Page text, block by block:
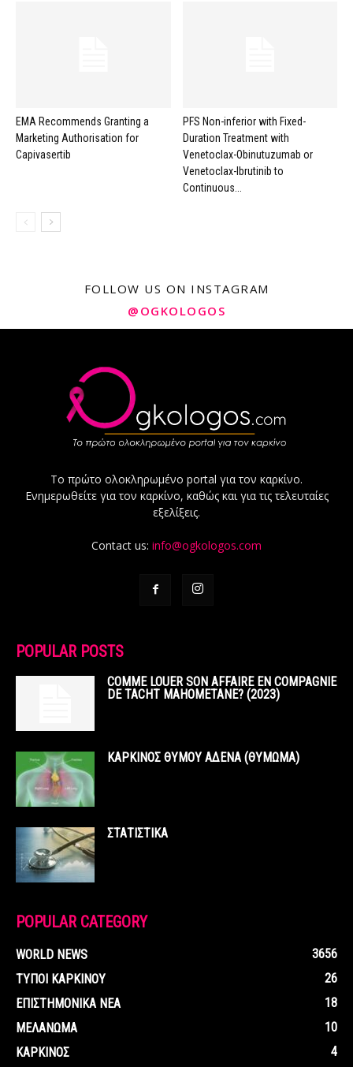
EMA Recommends Granting a
Marketing Authorisation for
Capivasertib
PFS Non-inferior with Fixed-
Duration Treatment with
Venetoclax-Obinutuzumab or
Venetoclax-Ibrutinib to
Continuous...
FOLLOW US ON INSTAGRAM
@OGKOLOGOS
Το πρώτο ολοκληρωμένο portal για τον καρκίνο.
Ενημερωθείτε για τον καρκίνο, καθώς και για τις τελευταίες
εξελίξεις.
Contact us: info@ogkologos.com
POPULAR POSTS
COMME LOUER SON AFFAIRE EN COMPAGNIE
DE TACHT MAHOMETANE? (2023)
ΚΑΡΚΙΝΟΣ ΘΥΜΟΥ ΑΔΕΝΑ (ΘΥΜΩΜΑ)
ΣΤΑΤΙΣΤΙΚΑ
POPULAR CATEGORY
WORLD NEWS
3656
ΤΥΠΟΙ ΚΑΡΚΙΝΟΥ
26
ΕΠΙΣΤΗΜΟΝΙΚΑ ΝΕΑ
18
ΜΕΛΑΝΩΜΑ
10
ΚΑΡΚΙΝΟΣ
4